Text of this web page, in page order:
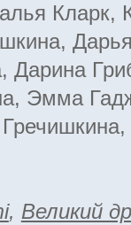
Кларк,
Дарина
Эмма
, Великий